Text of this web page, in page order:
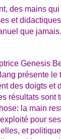
des mains qui
et
que jamais.
Genesis
présente le
des doigts et
résultats sont
la main
pour
et